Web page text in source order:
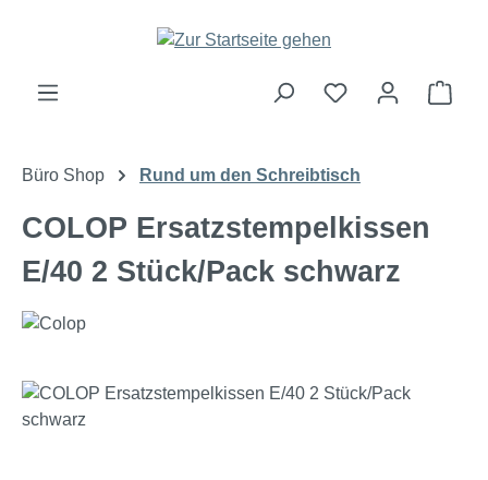
Zum Hauptinhalt springen
Büro Shop Rund um den Schreibtisch
COLOP Ersatzstempelkissen
E/40 2 Stück/Pack schwarz
Bildergalerie überspringen